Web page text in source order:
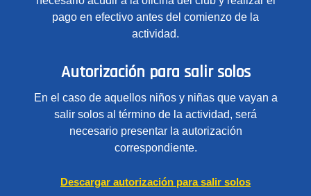
pago en efectivo antes del comienzo de la
actividad.
Autorización para salir solos
En el caso de aquellos niños y niñas que vayan a
salir solos al término de la actividad, será
necesario presentar la autorización
correspondiente.
Descargar autorización para salir solos